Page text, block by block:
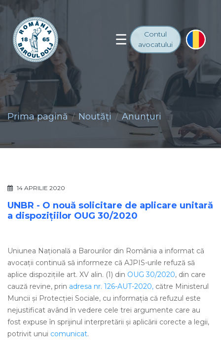
Contul
avocatului
Prima pagină Noutăţi Anunţuri
14 APRILIE 2020
UNBR - O nouă solicitare de aplicare unitară
a dispozițiilor OUG 30/2020
Uniunea Națională a Barourilor din România a informat că
avocații continuă să informeze că AJPIS-urile refuză să
aplice dispozițiile art. XV alin. (1) din OUG 30/2020, din care
cauză revine, prin adresa nr. 126-AUT-2020, către Ministerul
Muncii și Protecției Sociale, cu informația că refuzul este
nejustificat având în vedere cele trei argumente care au
fost expuse în sprijinul interpretării și aplicării corecte a legii,
potrivit unui comunicat.